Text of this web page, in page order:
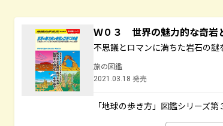
Ｗ０３ 世界の魅力的な奇岩
不思議とロマンに満ちた岩石の
旅の図鑑
2021.03.18 発売
「地球の歩き方」図鑑シリーズ